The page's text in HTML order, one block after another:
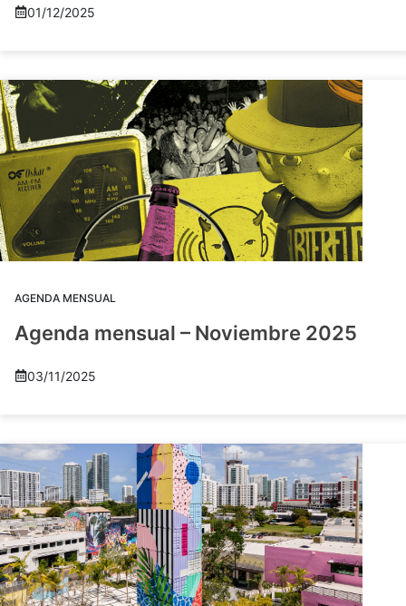
01/12/2025
AGENDA MENSUAL
Agenda mensual – Noviembre 2025
03/11/2025